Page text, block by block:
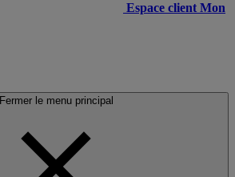
Espace client Mon
Fermer le menu principal